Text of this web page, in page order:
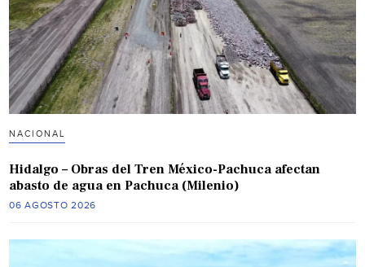
NACIONAL
Hidalgo – Obras del Tren México-Pachuca afectan
abasto de agua en Pachuca (Milenio)
06 AGOSTO 2026